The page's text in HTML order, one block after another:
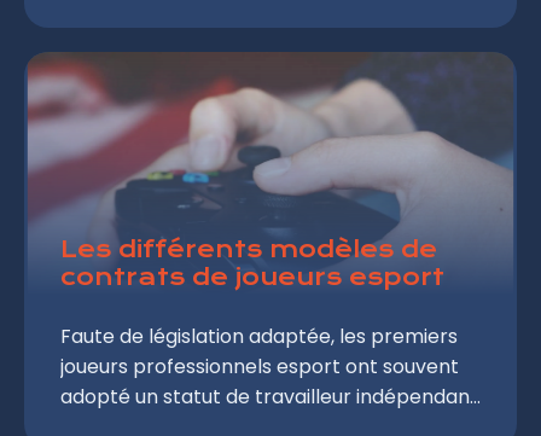
(également appelés LAN Parties) est
désormais encadrée juridiquement : droits
d'inscription, régime de déclaration
préalable, mécanisme de garantie de
versement du cashprize, protection des
joueurs mineurs, etc. Quelles sont les
conditions à respecter, en termes de droits
d'inscription notamment, pour pouvoir
organiser une LAN Party avec cashprize ?
déclaration préalable ?
Les différents modèles de
contrats de joueurs esport
Faute de législation adaptée, les premiers
joueurs professionnels esport ont souvent
adopté un statut de travailleur indépendant